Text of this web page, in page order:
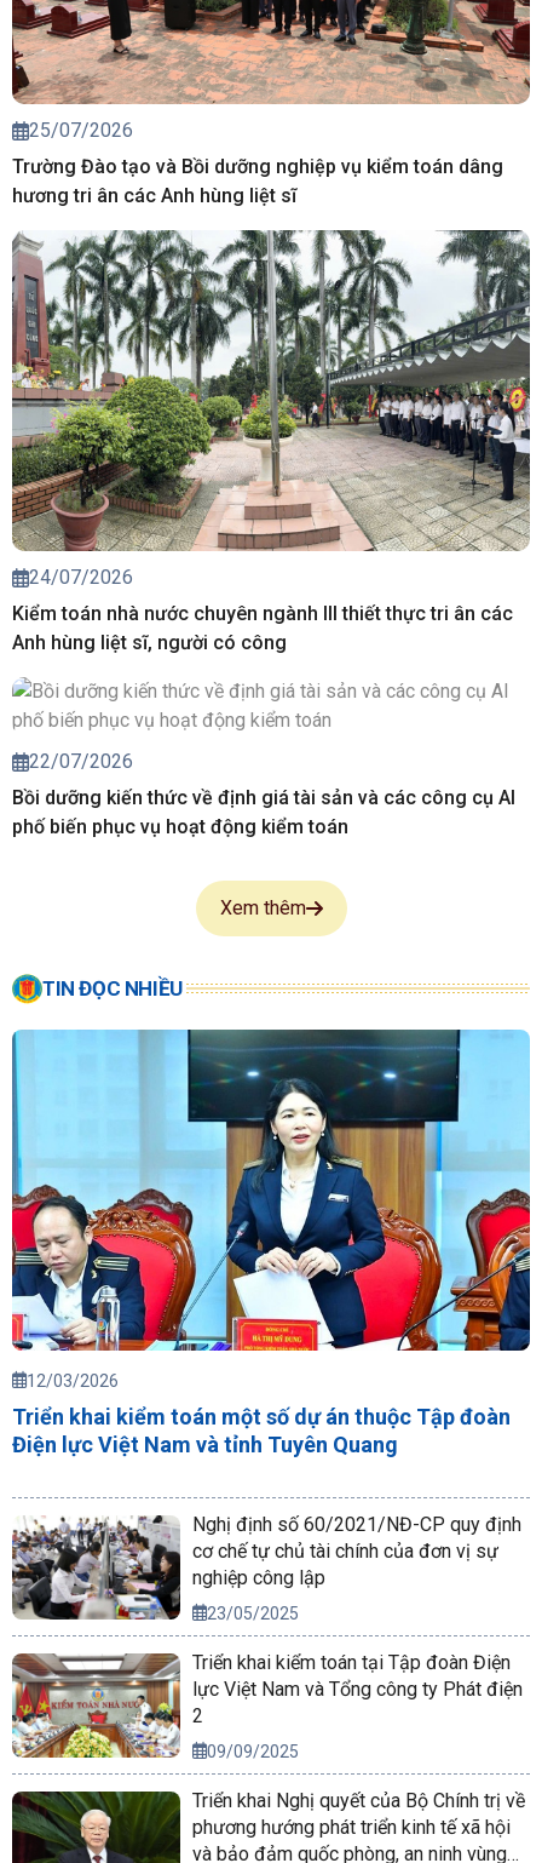
25/07/2026
Trường Đào tạo và Bồi dưỡng nghiệp vụ kiểm toán dâng
hương tri ân các Anh hùng liệt sĩ
24/07/2026
Kiểm toán nhà nước chuyên ngành III thiết thực tri ân các
Anh hùng liệt sĩ, người có công
22/07/2026
Bồi dưỡng kiến thức về định giá tài sản và các công cụ AI
phố biến phục vụ hoạt động kiểm toán
Xem thêm
TIN ĐỌC NHIỀU
12/03/2026
Triển khai kiểm toán một số dự án thuộc Tập đoàn
Điện lực Việt Nam và tỉnh Tuyên Quang
Nghị định số 60/2021/NĐ-CP quy định
cơ chế tự chủ tài chính của đơn vị sự
nghiệp công lập
23/05/2025
Triển khai kiểm toán tại Tập đoàn Điện
lực Việt Nam và Tổng công ty Phát điện
2
09/09/2025
Triển khai Nghị quyết của Bộ Chính trị về
phương hướng phát triển kinh tế xã hội
và bảo đảm quốc phòng, an ninh vùng